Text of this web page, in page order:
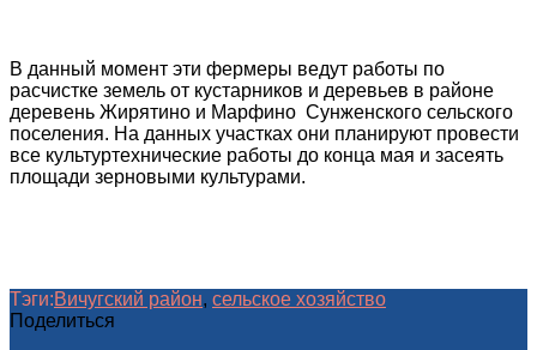
В данный момент эти фермеры ведут работы по
расчистке земель от кустарников и деревьев в районе
деревень Жирятино и Марфино Сунженского сельского
поселения. На данных участках они планируют провести
все культуртехнические работы до конца мая и засеять
площади зерновыми культурами.
Тэги:Вичугский район, сельское хозяйство
Поделиться